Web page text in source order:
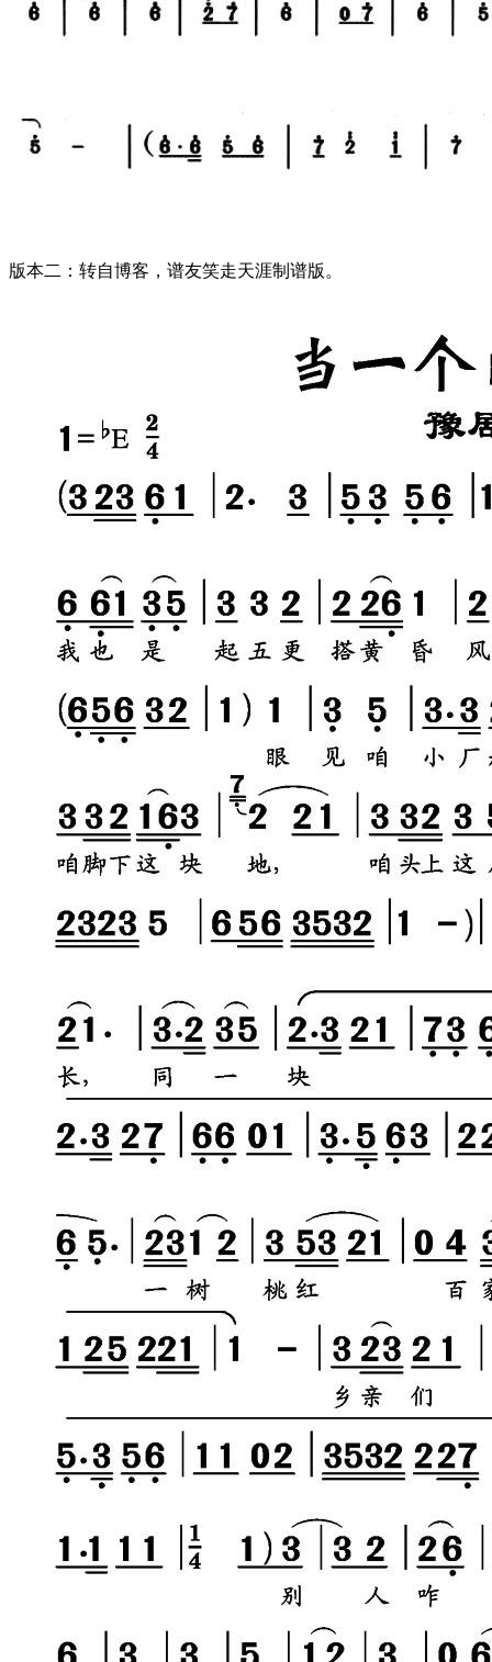
版本二：转自博客，谱友笑走天涯制谱版。